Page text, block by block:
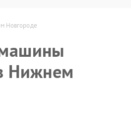
Новгороде
Нижнем